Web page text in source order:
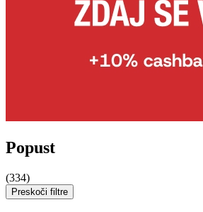
Popust
(334)
Preskoči filtre